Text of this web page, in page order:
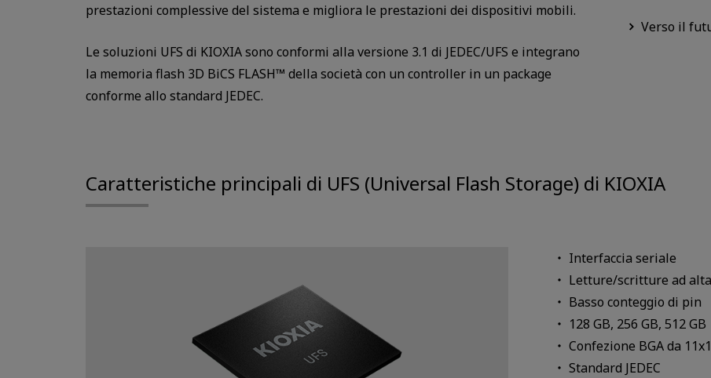
prestazioni complessive del sistema e migliora le prestazioni dei dispositivi mobili.
Le soluzioni UFS di KIOXIA sono conformi alla versione 3.1 di JEDEC/UFS e integrano
la memoria flash 3D BiCS FLASH™ della società con un controller in un package
conforme allo standard JEDEC.
Verso il
Caratteristiche principali di UFS (Universal Flash Storage) di KIOXIA
Interfaccia seriale
Letture/scritture ad
Basso conteggio di pin
128 GB, 256 GB, 512 GB
Confezione BGA da
Standard JEDEC